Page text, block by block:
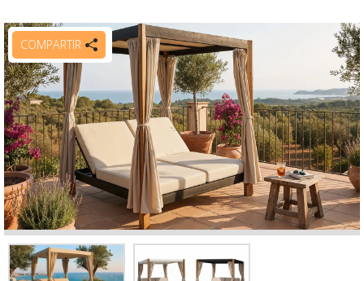
COMPARTIR